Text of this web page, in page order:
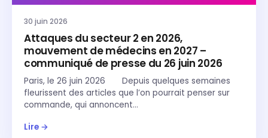
30 juin 2026
Attaques du secteur 2 en 2026,
mouvement de médecins en 2027 –
communiqué de presse du 26 juin 2026
Paris, le 26 juin 2026 Depuis quelques semaines
fleurissent des articles que l’on pourrait penser sur
commande, qui annoncent…
Lire →